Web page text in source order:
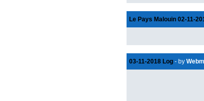
Le Pays Malouin 02-11-
03-11-2018 Log - by